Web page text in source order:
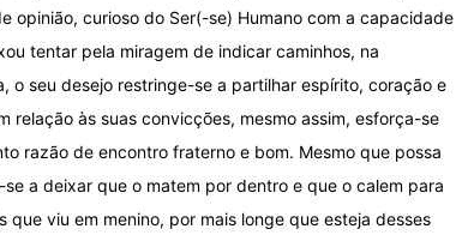
opinião, curioso do Ser(-se) Humano com a capacidade
tentar pela miragem de indicar caminhos, na
o seu desejo restringe-se a partilhar espírito, coração e
relação às suas convicções, mesmo assim, esforça-se
razão de encontro fraterno e bom. Mesmo que possa
a deixar que o matem por dentro e que o calem para
viu em menino, por mais longe que esteja desses